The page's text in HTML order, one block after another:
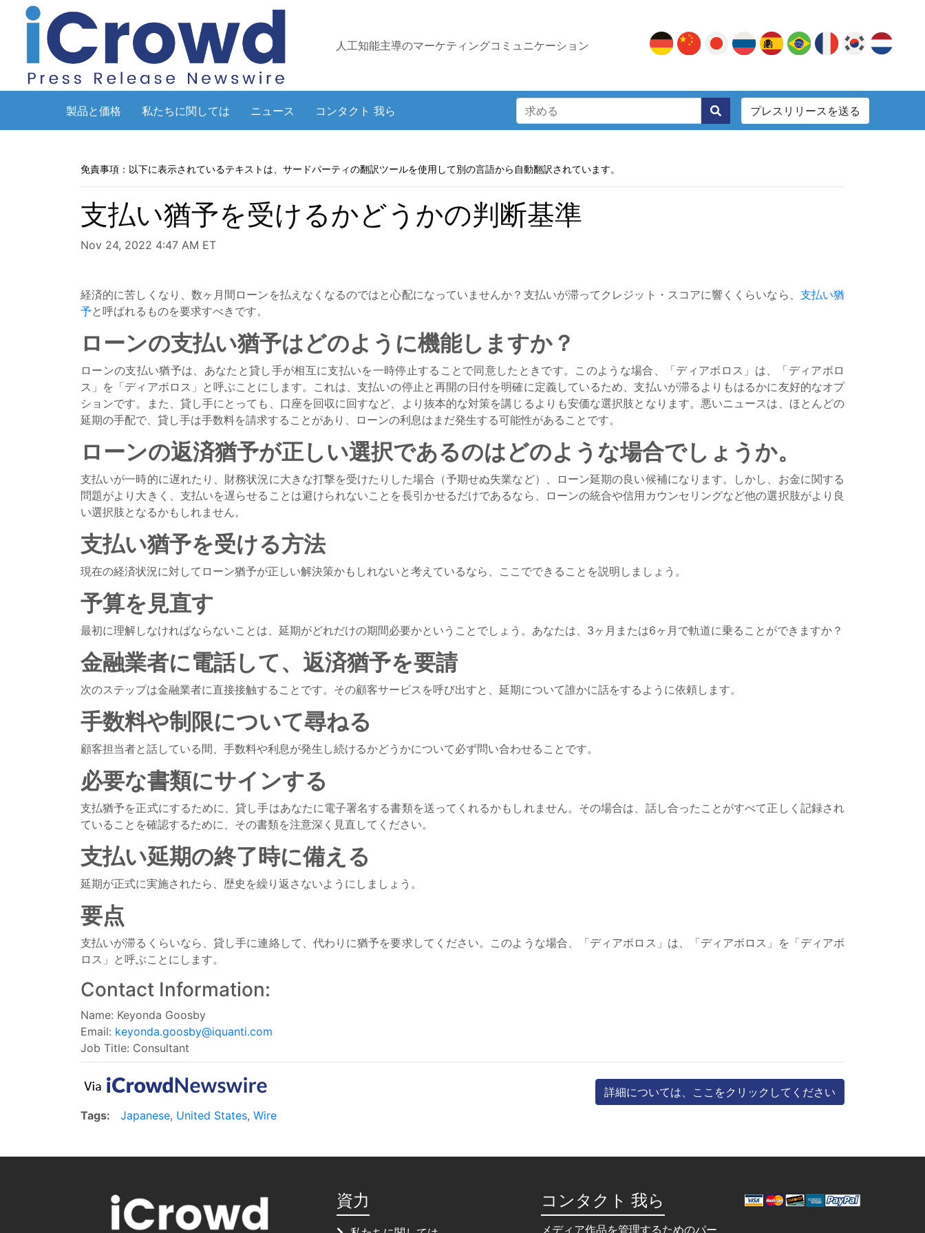
人工知能主導のマーケティングコミュニケーション
製品と価格 私たちに関しては ニュース コンタクト 我ら プレスリリースを送る
免責事項：以下に表示されているテキストは、サードパーティの翻訳ツールを使用して別の言語から自動翻訳されています。
支払い猶予を受けるかどうかの判断基準
Nov 24, 2022 4:47 AM ET
経済的に苦しくなり、数ヶ月間ローンを払えなくなるのではと心配になっていませんか？支払いが滞ってクレジット・スコアに響くくらいなら、 支払い猶
予と呼ばれるものを要求すべきです。
ローンの支払い猶予はどのように機能しますか？
ローンの支払い猶予は、あなたと貸し手が相互に支払いを一時停止することで同意したときです。このような場合、「ディアボロス」は、「ディアボロ
ス」を「ディアボロス」と呼ぶことにします。これは、支払いの停止と再開の日付を明確に定義しているため、支払いが滞るよりもはるかに友好的なオプ
ションです。また、貸し手にとっても、口座を回収に回すなど、より抜本的な対策を講じるよりも安価な選択肢となります。悪いニュースは、ほとんどの
延期の手配で、貸し手は手数料を請求することがあり、ローンの利息はまだ発生する可能性があることです。
ローンの返済猶予が正しい選択であるのはどのような場合でしょうか。
支払いが一時的に遅れたり、財務状況に大きな打撃を受けたりした場合（予期せぬ失業など）、ローン延期の良い候補になります。しかし、お金に関する
問題がより大きく、支払いを遅らせることは避けられないことを長引かせるだけであるなら、ローンの統合や信用カウンセリングなど他の選択肢がより良
い選択肢となるかもしれません。
支払い猶予を受ける方法
現在の経済状況に対してローン猶予が正しい解決策かもしれないと考えているなら、ここでできることを説明しましょう。
予算を見直す
最初に理解しなければならないことは、延期がどれだけの期間必要かということでしょう。あなたは、3ヶ月または6ヶ月で軌道に乗ることができますか？
金融業者に電話して、返済猶予を要請
次のステップは金融業者に直接接触することです。その顧客サービスを呼び出すと、延期について誰かに話をするように依頼します。
手数料や制限について尋ねる
顧客担当者と話している間、手数料や利息が発生し続けるかどうかについて必ず問い合わせることです。
必要な書類にサインする
支払猶予を正式にするために、貸し手はあなたに電子署名する書類を送ってくれるかもしれません。その場合は、話し合ったことがすべて正しく記録され
ていることを確認するために、その書類を注意深く見直してください。
支払い延期の終了時に備える
延期が正式に実施されたら、歴史を繰り返さないようにしましょう。
要点
支払いが滞るくらいなら、貸し手に連絡して、代わりに猶予を要求してください。このような場合、「ディアボロス」は、「ディアボロス」を「ディアボ
ロス」と呼ぶことにします。
Contact Information:
Name: Keyonda Goosby
Email: keyonda.goosby@iquanti.com
Job Title: Consultant
詳細については、ここをクリックしてください
Tags:
Japanese, United States, Wire
資力 コンタクト 我ら
メディア作品を管理するためのパー